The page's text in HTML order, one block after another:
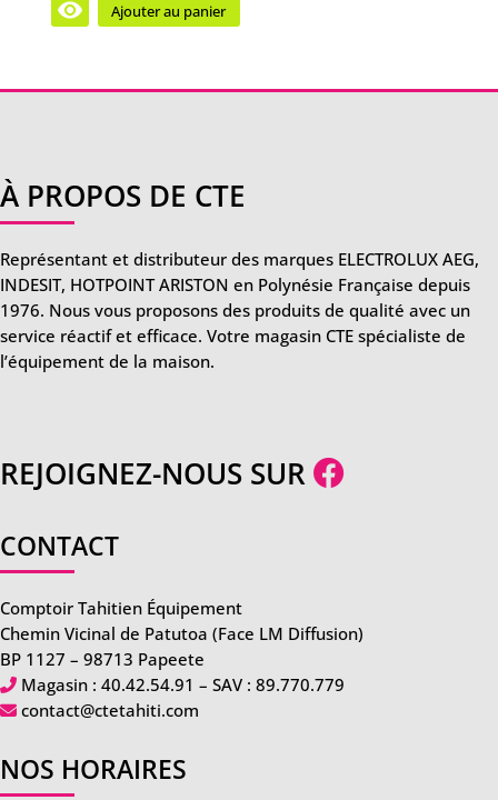
Ajouter au panier
À PROPOS DE CTE
Représentant et distributeur des marques ELECTROLUX AEG,
INDESIT, HOTPOINT ARISTON en Polynésie Française depuis
1976. Nous vous proposons des produits de qualité avec un
service réactif et efficace. Votre magasin CTE spécialiste de
l’équipement de la maison.
REJOIGNEZ-NOUS SUR
CONTACT
Comptoir Tahitien Équipement
Chemin Vicinal de Patutoa (Face LM Diffusion)
BP 1127 – 98713 Papeete
Magasin : 40.42.54.91 – SAV : 89.770.779
contact@ctetahiti.com
NOS HORAIRES